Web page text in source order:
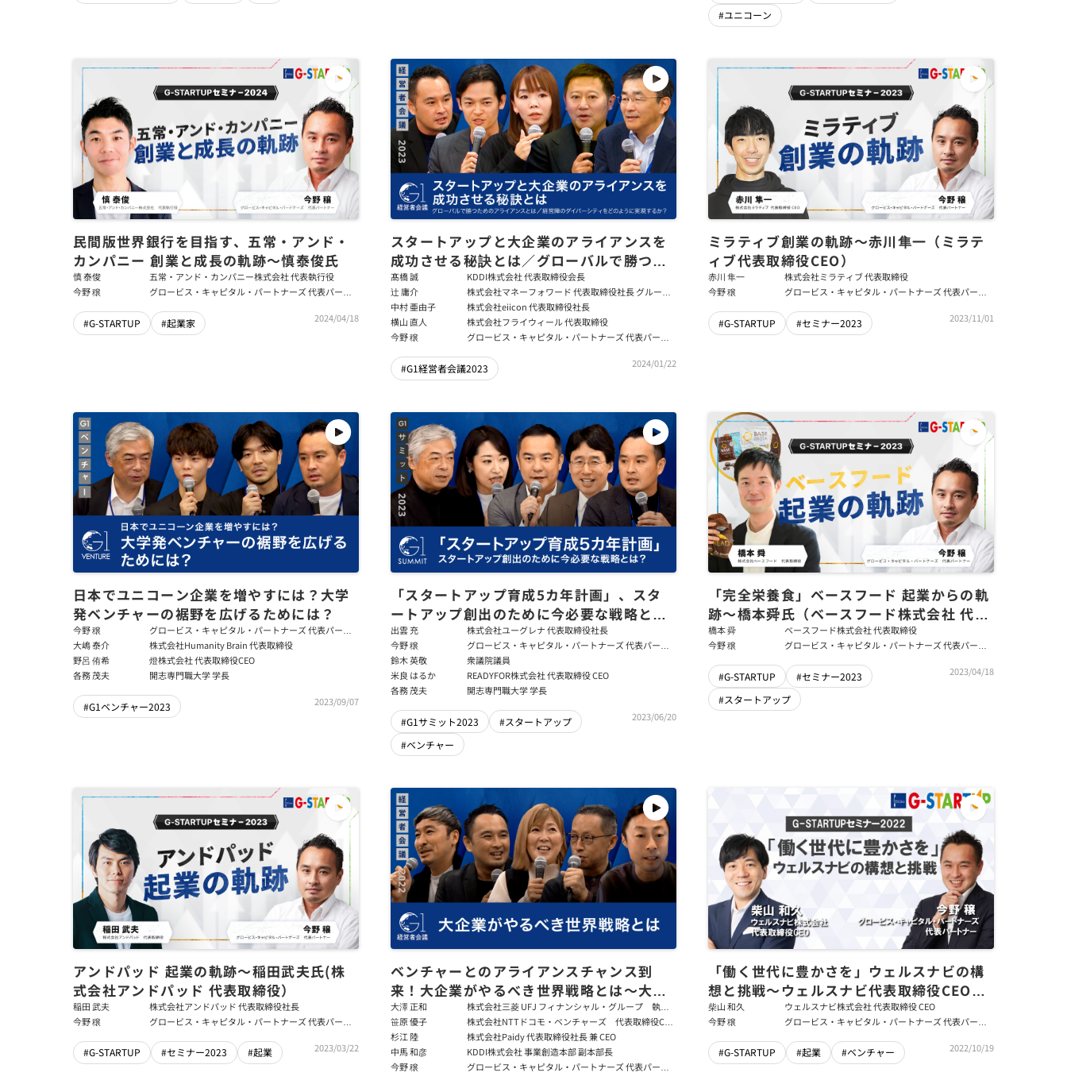
#ユニコーン
民間版世界銀行を目指す、五常・アンド・
カンパニー 創業と成長の軌跡～慎泰俊氏
慎 泰俊
五常・アンド・カンパニー株式会社 代表執行役
今野 穣
グロービス・キャピタル・パートナーズ 代表パート
#G-STARTUP #起業家 2024/04/18
スタートアップと大企業のアライアンスを
成功させる秘訣とは／グローバルで勝つた
めのアライアンスとは／経営陣のダイバー
シティをどのように実現するか？【髙橋誠
×辻庸介×中村亜由子×横山直人×今野
穣】
髙橋 誠
KDDI株式会社 代表取締役会長
辻 庸介
株式会社マネーフォワード 代表取締役社長 グループ
CEO
中村 亜由子
株式会社eiicon 代表取締役社長
横山 直人
株式会社フライウィール 代表取締役
今野 穣
グロービス・キャピタル・パートナーズ 代表パート
#G1経営者会議2023 2024/01/22
ミラティブ創業の軌跡〜赤川隼一（ミラテ
ィブ代表取締役CEO）
赤川 隼一
株式会社ミラティブ 代表取締役
今野 穣
グロービス・キャピタル・パートナーズ 代表パート
#G-STARTUP #セミナー2023 2023/11/01
日本でユニコーン企業を増やすには？大学
発ベンチャーの裾野を広げるためには？
今野 穣
グロービス・キャピタル・パートナーズ 代表パート
ナー
大嶋 泰介
株式会社Humanity Brain 代表取締役
野呂 侑希
燈株式会社 代表取締役CEO
各務 茂夫
開志専門職大学 学長
#G1ベンチャー2023 2023/09/07
「スタートアップ育成5カ年計画」、スタ
ートアップ創出のために今必要な戦略とは
～出雲充×今野穣×鈴木英敬×米良はるか
×各務茂夫
出雲 充
株式会社ユーグレナ 代表取締役社長
今野 穣
グロービス・キャピタル・パートナーズ 代表パート
ナー
鈴木 英敬
衆議院議員
米良 はるか
READYFOR株式会社 代表取締役 CEO
各務 茂夫
開志専門職大学 学長
#G1サミット2023
#スタートアップ
#ベンチャー
2023/06/20
「完全栄養食」ベースフード 起業からの軌
跡～橋本舜氏（ベースフード株式会社 代表
取締役）
橋本 舜
ベースフード株式会社 代表取締役
今野 穣
グロービス・キャピタル・パートナーズ 代表パート
#G-STARTUP
#セミナー2023
#スタートアップ
2023/04/18
アンドパッド 起業の軌跡～稲田武夫氏(株
式会社アンドパッド 代表取締役）
稲田 武夫
株式会社アンドパッド 代表取締役社長
今野 穣
グロービス・キャピタル・パートナーズ 代表パート
#G-STARTUP #セミナー2023 #起業 2023/03/22
ベンチャーとのアライアンスチャンス到
来！大企業がやるべき世界戦略とは～大澤
正和×笹原優子×杉江陸×中馬和彦×今野
穣
大澤 正和
株式会社三菱 UFJ フィナンシャル・グループ 執行
役常務デジタルサービス事業本部長 兼 グループ
CDTO
笹原 優子
株式会社NTTドコモ・ベンチャーズ 代表取締役CEO
& CCO
杉江 陸
株式会社Paidy 代表取締役社長 兼 CEO
中馬 和彦
KDDI株式会社 事業創造本部 副本部長
今野 穣
グロービス・キャピタル・パートナーズ 代表パート
「働く世代に豊かさを」ウェルスナビの構
想と挑戦〜ウェルスナビ代表取締役CEO・
柴山和久氏
柴山 和久
ウェルスナビ株式会社 代表取締役 CEO
今野 穣
グロービス・キャピタル・パートナーズ 代表パート
#G-STARTUP #起業 #ベンチャー 2022/10/19